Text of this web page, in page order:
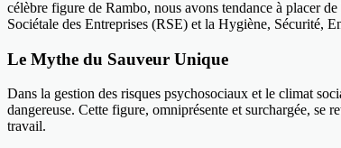
célèbre figure de Rambo, nous avons tendance à placer
Sociétale des Entreprises (RSE) et la Hygiène, Sécurité,
Le Mythe du Sauveur Unique
Dans la gestion des risques psychosociaux et le climat
dangereuse. Cette figure, omniprésente et surchargée, se
travail.